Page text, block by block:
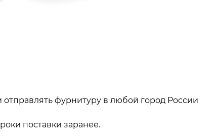
отправлять фурнитуру в любой город России
поставки заранее.